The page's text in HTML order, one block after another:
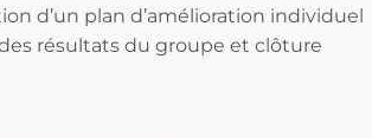
d’un plan d’amélioration individuel
résultats du groupe et clôture